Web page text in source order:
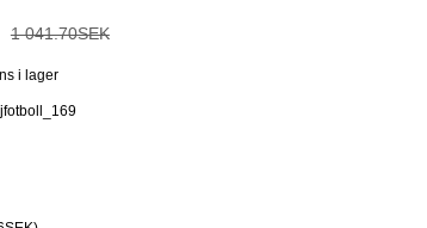
1 041.70SEK
i lager